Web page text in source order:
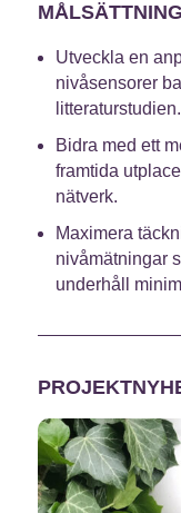
MÅLSÄTTNING
Utveckla en
nivåsensorer
litteraturstudien.
Bidra med ett
framtida
nätverk.
Maximera
nivåmätningar
underhåll